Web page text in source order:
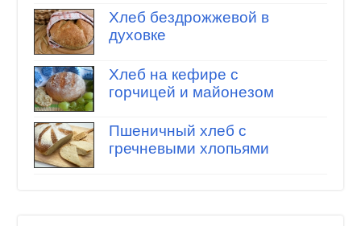
Хлеб бездрожжевой в
духовке
Хлеб на кефире с
горчицей и майонезом
Пшеничный хлеб с
гречневыми хлопьями